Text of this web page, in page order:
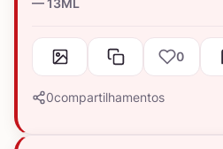
13ML
0
0compartilhamentos